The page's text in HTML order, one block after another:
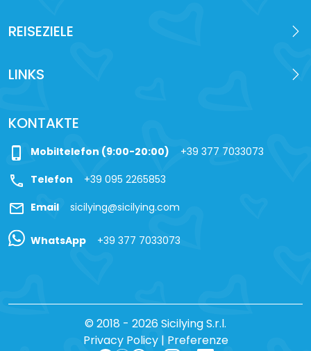
REISEZIELE
LINKS
KONTAKTE
phone_iphone Mobiltelefon (9:00-20:00) +39 377 7033073
call Telefon +39 095 2265853
mail Email sicilying@sicilying.com
WhatsApp +39 377 7033073
© 2018 - 2026 Sicilying S.r.l.
Privacy Policy| Preferenze